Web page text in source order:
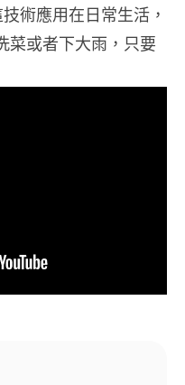
術應用在日常生活，
菜或者下大雨，只要